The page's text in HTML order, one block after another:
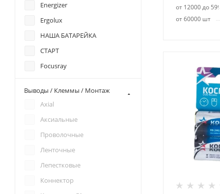
от 12000 до
от 60000 шт
AA 3.6v
CR14500
CR14505
CR AA
Energizer
Ergolux
НАША БАТАРЕЙКА
СТАРТ
Focusray
KODAK
Выводы / Клеммы / Монтаж
Axial
Аксиальные
Проволочные
Ленточные
Лепестковые
Коннектор